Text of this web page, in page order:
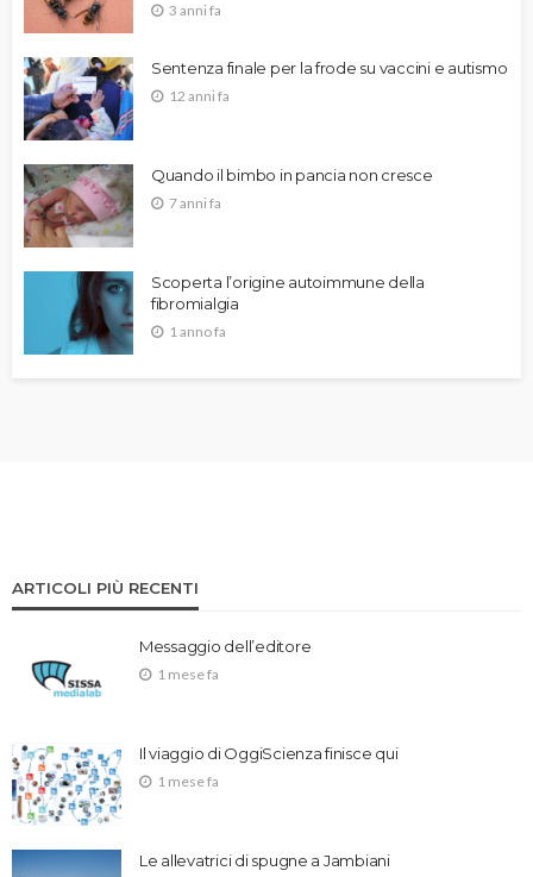
3 anni fa
Sentenza finale per la frode su vaccini e autismo
12 anni fa
Quando il bimbo in pancia non cresce
7 anni fa
Scoperta l’origine autoimmune della
fibromialgia
1 anno fa
ARTICOLI PIÙ RECENTI
Messaggio dell’editore
1 mese fa
Il viaggio di OggiScienza finisce qui
1 mese fa
Le allevatrici di spugne a Jambiani